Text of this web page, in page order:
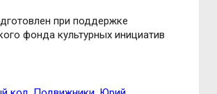
при поддержке
фонда культурных инициатив